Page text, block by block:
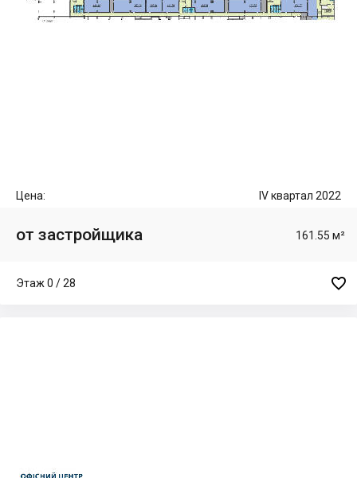
Цена: IV квартал 2022
от застройщика 161.55 м²
Этаж 0 / 28 